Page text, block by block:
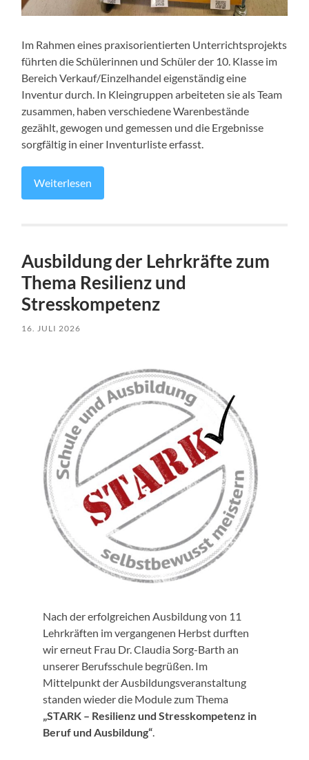
Im Rahmen eines praxisorientierten Unterrichtsprojekts
führten die Schülerinnen und Schüler der 10. Klasse im
Bereich Verkauf/Einzelhandel eigenständig eine
Inventur durch. In Kleingruppen arbeiteten sie als Team
zusammen, haben verschiedene Warenbestände
gezählt, gewogen und gemessen und die Ergebnisse
sorgfältig in einer Inventurliste erfasst.
Weiterlesen
Ausbildung der Lehrkräfte zum
Thema Resilienz und
Stresskompetenz
16. JULI 2026
Nach der erfolgreichen Ausbildung von 11
Lehrkräften im vergangenen Herbst durften
wir erneut Frau Dr. Claudia Sorg-Barth an
unserer Berufsschule begrüßen. Im
Mittelpunkt der Ausbildungsveranstaltung
standen wieder die Module zum Thema
„STARK – Resilienz und Stresskompetenz in
Beruf und Ausbildung“